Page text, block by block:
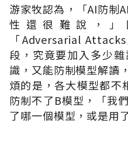
游家牧認為，「AI防制AI
性還很難說，」
「Adversarial Attacks
段，究竟要加入多少
識，又能防制模型解讀
煩的是，各大模型都不
防制不了B模型，「我
了哪一個模型，或是用